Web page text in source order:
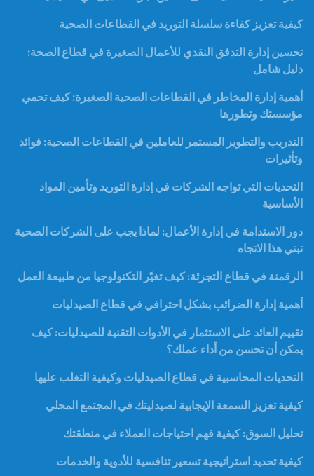
كيفية تعزيز كفاءة سلسلة التوريد في القطاعات الصحية
تحسين إدارة التدفق النقدي للأعمال الصغيرة في قطاع الصحة:
دليل شامل
أهمية إدارة المخاطر في القطاعات الصحية الصغيرة: كيف تحمي
مؤسستك وتطورها
التدريب والتطوير المستمر للعاملين في القطاعات الصحية: فوائد
وتأثيرات
التحديات التي تواجه الشركات في إدارة التوريد وتأمين المواد
الأساسية
دور الاستدامة في إدارة الأعمال: لماذا يجب على الشركات الصحية
تبني هذا الاتجاه
الرقمنة في قطاع التجزئة: كيف تغيّر التكنولوجيا من طبيعة العمل
أهمية إدارة الضرائب بشكل احترافي في قطاع الصيدليات
تقييم العائد على الاستثمار في الأدوات التقنية للصيدليات: كيف
يمكن أن تحسن من أداء عملك؟
التحديات المحاسبية في قطاع الصيدليات وكيفية التغلب عليها
كيفية تعزيز السمعة الإيجابية لصيدليتك في المجتمع المحلي
تحليل السوق: كيفية فهم احتياجات العملاء في منطقتك
كيفية تحديد استراتيجية تسعير تنافسية للأدوية والخدمات